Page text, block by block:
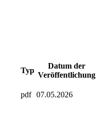
Typ
Datum der
Veröffentlichung
pdf 07.05.2026